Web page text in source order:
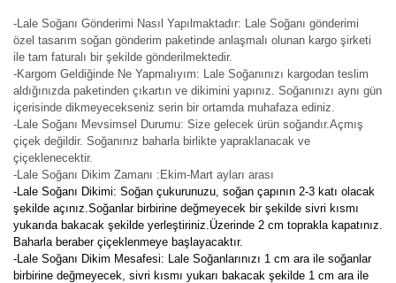
-Lale Soğanı Gönderimi Nasıl Yapılmaktadır: Lale Soğanı gönderimi
özel tasarım soğan gönderim paketinde anlaşmalı olunan kargo şirketi
ile tam faturalı bir şekilde gönderilmektedir.
-Kargom Geldiğinde Ne Yapmalıyım: Lale Soğanınızı kargodan teslim
aldığınızda paketinden çıkartın ve dikimini yapınız. Soğanınızı aynı gün
içerisinde dikmeyecekseniz serin bir ortamda muhafaza ediniz.
-Lale Soğanı Mevsimsel Durumu: Size gelecek ürün soğandır.Açmış
çiçek değildir. Soğanınız baharla birlikte yapraklanacak ve
çiçeklenecektir.
-Lale Soğanı Dikim Zamanı :Ekim-Mart ayları arası
-Lale Soğanı Dikimi: Soğan çukurunuzu, soğan çapının 2-3 katı olacak
şekilde açınız.Soğanlar birbirine değmeyecek bir şekilde sivri kısmı
yukarıda bakacak şekilde yerleştiriniz.Üzerinde 2 cm toprakla kapatınız.
Baharla beraber çiçeklenmeye başlayacaktır.
-Lale Soğanı Dikim Mesafesi: Lale Soğanlarınızı 1 cm ara ile soğanlar
birbirine değmeyecek, sivri kısmı yukarı bakacak şekilde 1 cm ara ile